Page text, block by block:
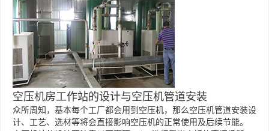
空压机房工作站的设计与空压机管道安装
众所周知，基本每个工厂都会用到空压机，那么空压机管道安装设
计、工艺、选材等将会直接影响空压机的正常使用及后续节能。